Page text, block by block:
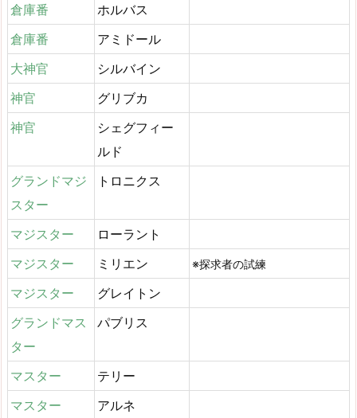
倉庫番
ホルバス
倉庫番
アミドール
大神官
シルバイン
神官
グリブカ
神官
シェグフィー
ルド
グランドマジ
スター
トロニクス
マジスター
ローラント
マジスター
ミリエン ※探求者の試練
マジスター
グレイトン
グランドマス
ター
パブリス
マスター
テリー
マスター
アルネ